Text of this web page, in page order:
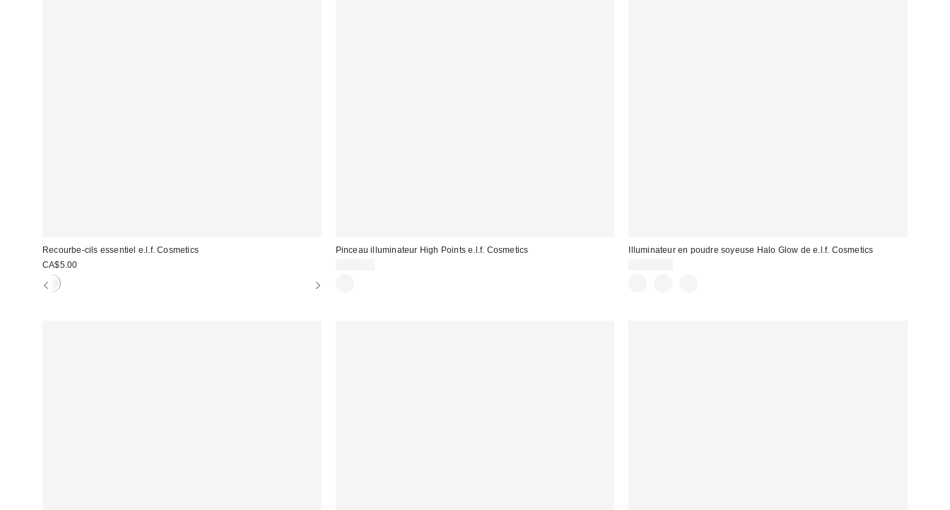
Recourbe-cils essentiel e.l.f. Cosmetics
CA$5.00
Pinceau illuminateur High Points e.l.f. Cosmetics
Illuminateur en poudre soyeuse Halo Glow de e.l.f. Cosmetics